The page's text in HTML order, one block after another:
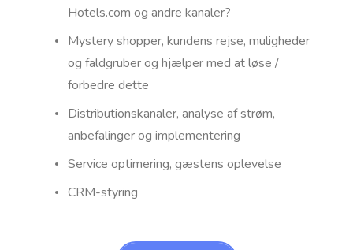
Hotels.com og andre kanaler?
Mystery shopper, kundens rejse, muligheder
og faldgruber og hjælper med at løse /
forbedre dette
Distributionskanaler, analyse af strøm,
anbefalinger og implementering
Service optimering, gæstens oplevelse
CRM-styring